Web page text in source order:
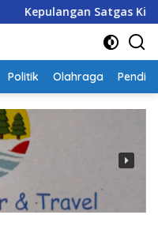
Satgas Kizi TNI
Politik Olahraga